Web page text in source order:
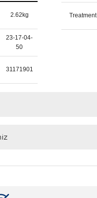
2.62kg
23-17-04-
50
31171901
Treatment
için teşekkür ederiz.